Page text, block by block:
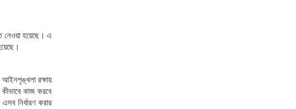
নেওয়া হয়েছে। এ
আইনশৃঙ্খলা রক্ষায়
কীভাবে কাজ করবে
নির্ধারণ করার